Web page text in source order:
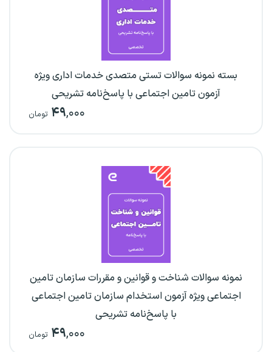
بسته نمونه سوالات تستی متصدی خدمات اداری ویژه
آزمون‌ تامین اجتماعی با پاسخ‌نامه تشریحی
۴۹,۰۰۰ تومان
نمونه سوالات شناخت و قوانین و مقررات سازمان تامین
اجتماعی ویژه آزمون استخدام سازمان تامین اجتماعی
با پاسخ‌نامه تشریحی
۴۹,۰۰۰ تومان